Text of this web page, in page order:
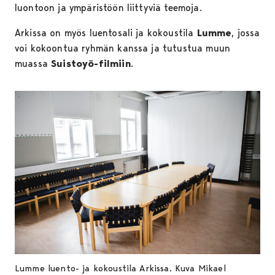
luontoon ja ympäristöön liittyviä teemoja.
Arkissa on myös luentosali ja kokoustila Lumme, jossa
voi kokoontua ryhmän kanssa ja tutustua muun
muassaSuistoyö-filmiin.
Lumme luento- ja kokoustila Arkissa. Kuva Mikael